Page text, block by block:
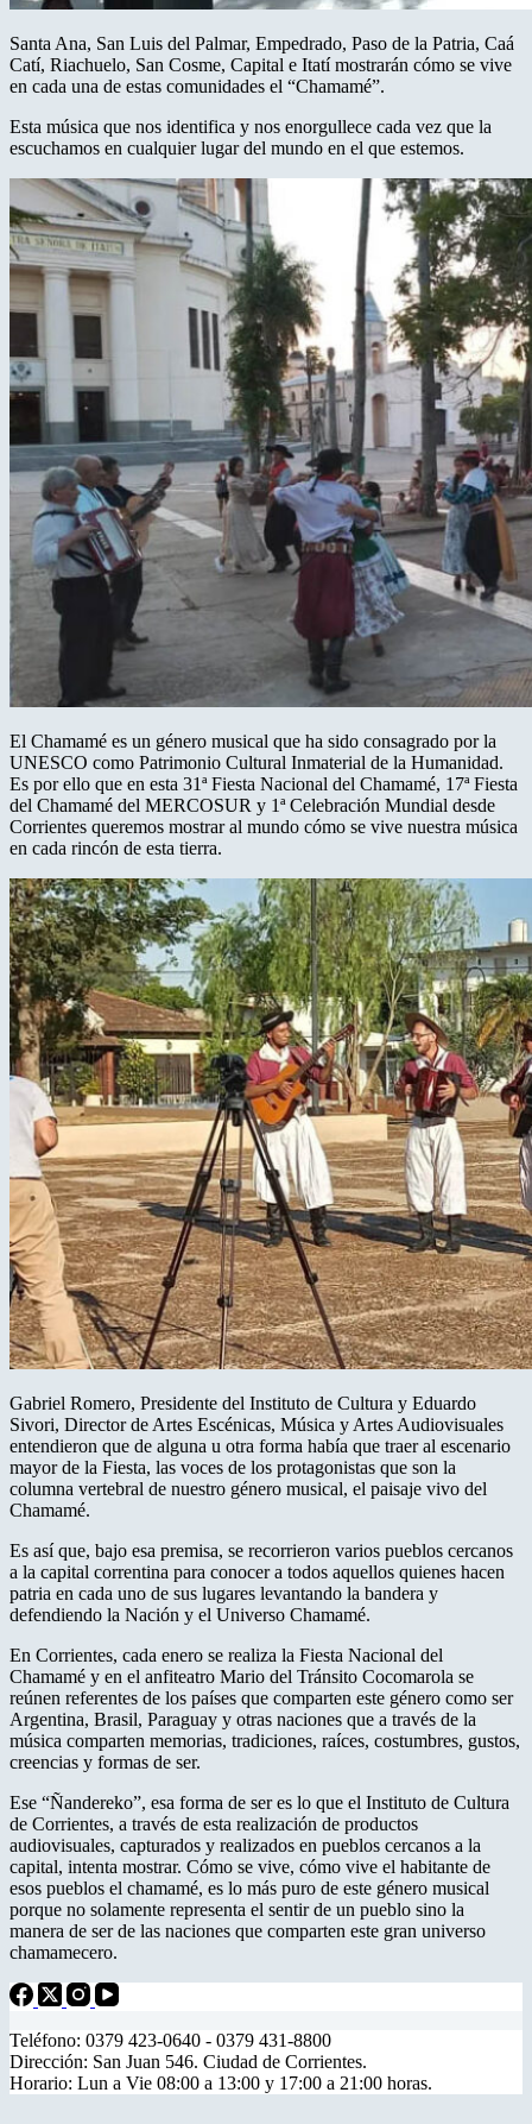
Santa Ana, San Luis del Palmar, Empedrado, Paso de la Patria, Caá
Catí, Riachuelo, San Cosme, Capital e Itatí mostrarán cómo se vive
en cada una de estas comunidades el “Chamamé”.
Esta música que nos identifica y nos enorgullece cada vez que la
escuchamos en cualquier lugar del mundo en el que estemos.
El Chamamé es un género musical que ha sido consagrado por la
UNESCO como Patrimonio Cultural Inmaterial de la Humanidad.
Es por ello que en esta 31ª Fiesta Nacional del Chamamé, 17ª Fiesta
del Chamamé del MERCOSUR y 1ª Celebración Mundial desde
Corrientes queremos mostrar al mundo cómo se vive nuestra música
en cada rincón de esta tierra.
Gabriel Romero, Presidente del Instituto de Cultura y Eduardo
Sivori, Director de Artes Escénicas, Música y Artes Audiovisuales
entendieron que de alguna u otra forma había que traer al escenario
mayor de la Fiesta, las voces de los protagonistas que son la
columna vertebral de nuestro género musical, el paisaje vivo del
Chamamé.
Es así que, bajo esa premisa, se recorrieron varios pueblos cercanos
a la capital correntina para conocer a todos aquellos quienes hacen
patria en cada uno de sus lugares levantando la bandera y
defendiendo la Nación y el Universo Chamamé.
En Corrientes, cada enero se realiza la Fiesta Nacional del
Chamamé y en el anfiteatro Mario del Tránsito Cocomarola se
reúnen referentes de los países que comparten este género como ser
Argentina, Brasil, Paraguay y otras naciones que a través de la
música comparten memorias, tradiciones, raíces, costumbres, gustos,
creencias y formas de ser.
Ese “Ñandereko”, esa forma de ser es lo que el Instituto de Cultura
de Corrientes, a través de esta realización de productos
audiovisuales, capturados y realizados en pueblos cercanos a la
capital, intenta mostrar. Cómo se vive, cómo vive el habitante de
esos pueblos el chamamé, es lo más puro de este género musical
porque no solamente representa el sentir de un pueblo sino la
manera de ser de las naciones que comparten este gran universo
chamamecero.
Teléfono: 0379 423-0640 - 0379 431-8800
Dirección: San Juan 546. Ciudad de Corrientes.
Horario: Lun a Vie 08:00 a 13:00 y 17:00 a 21:00 horas.